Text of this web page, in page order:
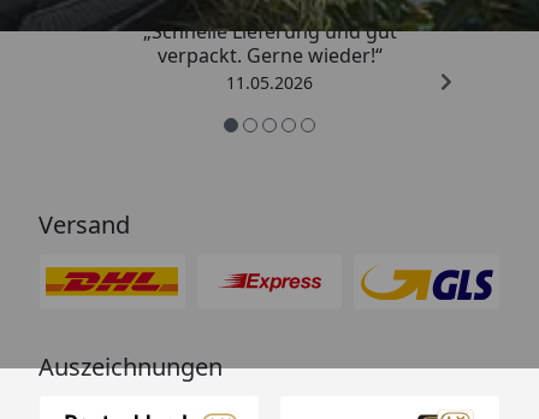
„Schnelle Lieferung und gut
verpackt. Gerne wieder!“
11.05.2026
Versand
Auszeichnungen